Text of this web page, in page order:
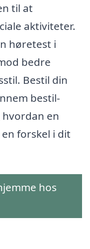
til at
aktiviteter.
høretest i
bedre
Bestil din
bestil-
en
forskel i dit
hos